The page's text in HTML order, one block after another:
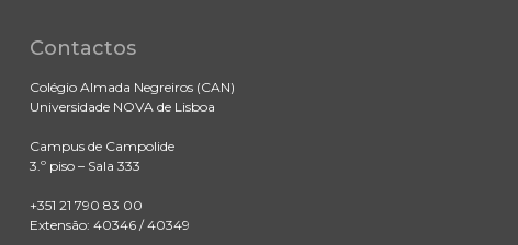
Contactos
Colégio Almada Negreiros (CAN)
Universidade NOVA de Lisboa
Campus de Campolide
3.º piso – Sala 333
+351 21 790 83 00
Extensão: 40346 / 40349